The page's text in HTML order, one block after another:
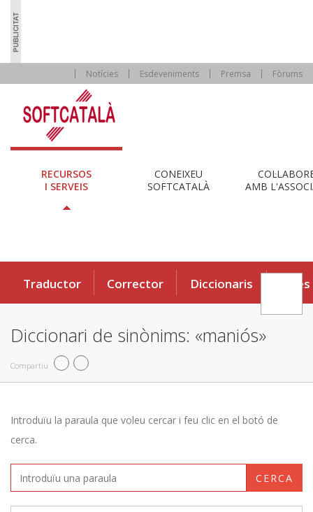
Notícies Esdeveniments Premsa Fòrums
RECURSOS
I SERVEIS
CONEIXEU
SOFTCATALÀ
AMB
Traductor Corrector Diccionaris Eines
Diccionari de sinònims: «maniós»
Compartiu
Introduïu la paraula que voleu cercar i feu clic en el botó de
cerca.
CERCA